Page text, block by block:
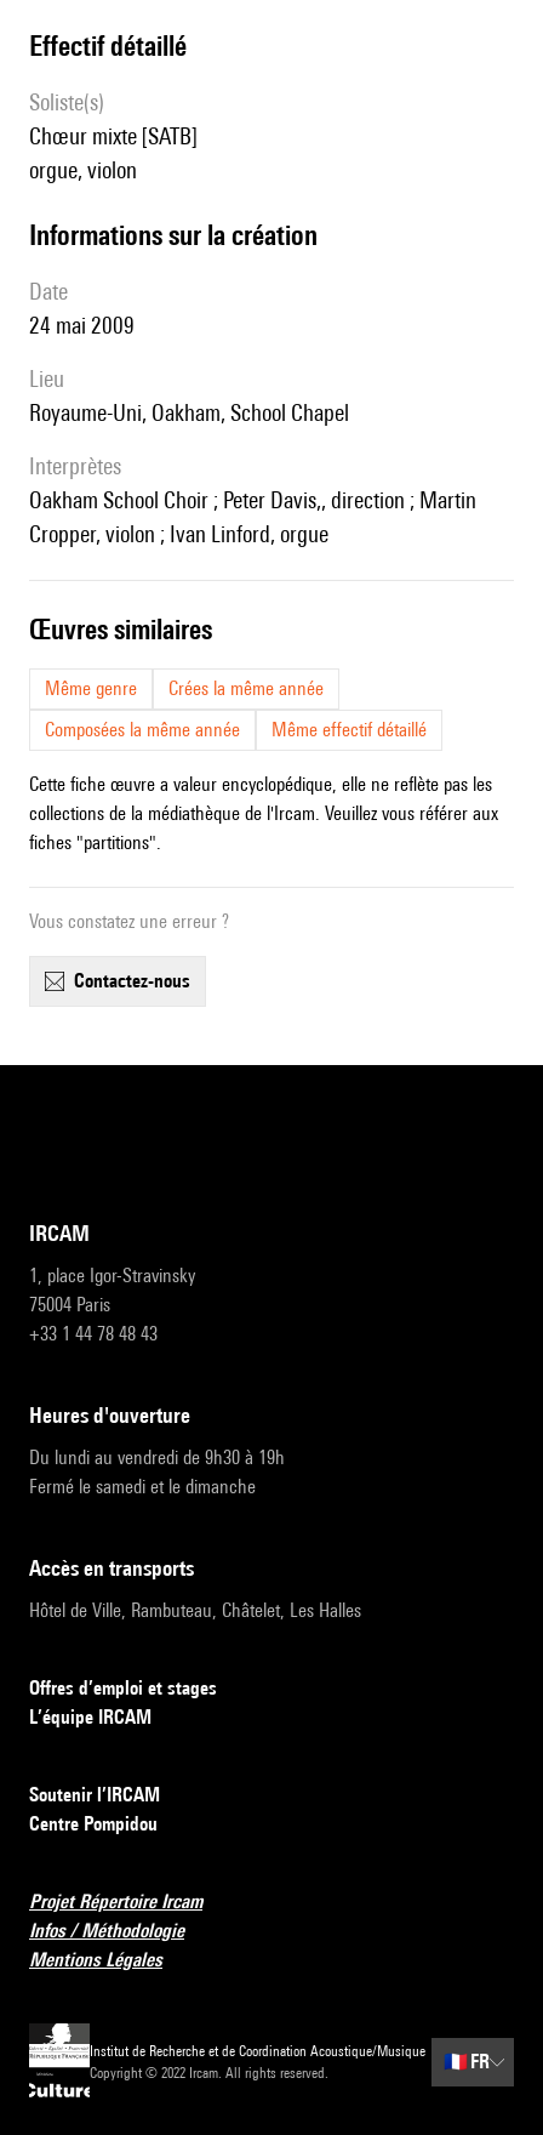
effectif détaillé
Soliste(s)
chœur mixte [SATB]
orgue, violon
informations sur la création
date
24 mai 2009
lieu
Royaume-Uni, Oakham, School Chapel
interprètes
Oakham School Choir ; Peter Davis,, direction ; Martin
Cropper, violon ; Ivan Linford, orgue
œuvres similaires
Même genre
Crées la même année
Composées la même année
Même effectif détaillé
Cette fiche œuvre a valeur encyclopédique, elle ne reflète pas les
collections de la médiathèque de l'Ircam. Veuillez vous référer aux
fiches "partitions".
Vous constatez une erreur ?
contactez-nous
IRCAM
1, place Igor-Stravinsky
75004 Paris
+33 1 44 78 48 43
heures d'ouverture
Du lundi au vendredi de 9h30 à 19h
Fermé le samedi et le dimanche
accès en transports
Hôtel de Ville, Rambuteau, Châtelet, Les Halles
Offres d’emploi et stages
L’équipe IRCAM
Soutenir l’IRCAM
Centre Pompidou
Projet Répertoire Ircam
Infos / Méthodologie
Mentions Légales
Institut de Recherche et de Coordination Acoustique/Musique
Copyright © 2022 Ircam. All rights reserved.
🇫🇷 FR